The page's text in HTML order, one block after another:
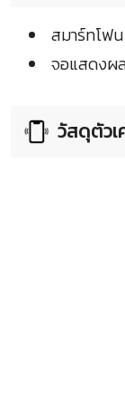
สมาร์ทโฟ
จอแสดงผ
วัสดุตัว